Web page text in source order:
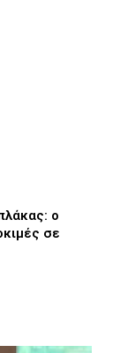
ο
σε